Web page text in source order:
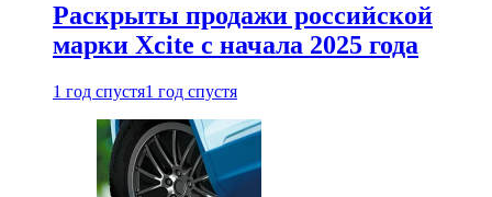
Раскрыты продажи российской
марки Xcite с начала 2025 года
1 год спустя1 год спустя